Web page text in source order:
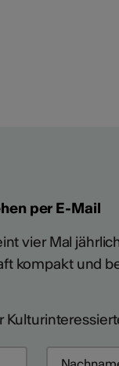
per E-Mail
vier Mal
kompakt und